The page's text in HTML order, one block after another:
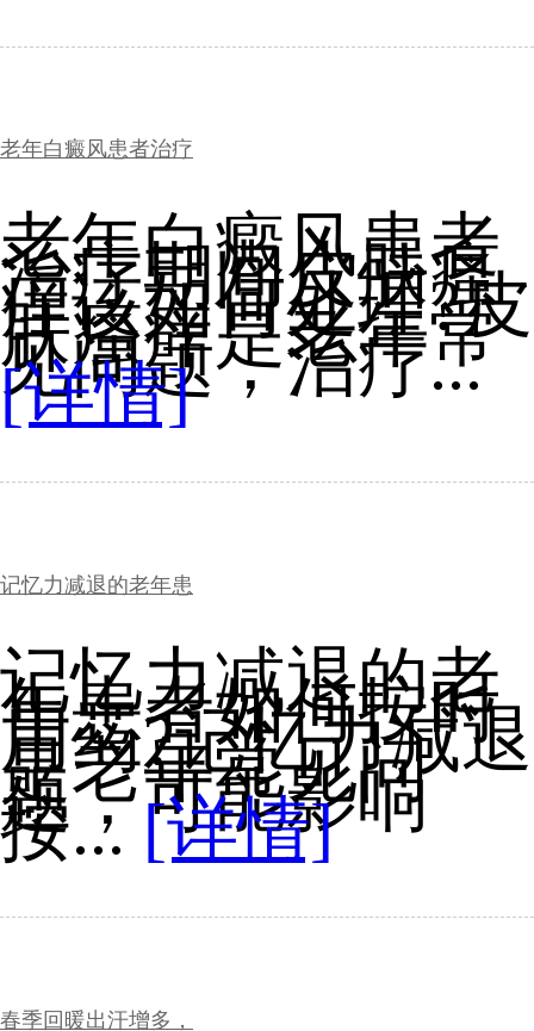
老年白癜风患者治疗
老年白癜风患者
治疗期间皮肤瘙
痒该如何处理?皮
肤瘙痒是老年常
见问题，治疗...
[详情]
记忆力减退的老年患
记忆力减退的老
年患者如何按时
用药?记忆力减退
是老年常见问
题，可能影响
按... [详情]
春季回暖出汗增多，